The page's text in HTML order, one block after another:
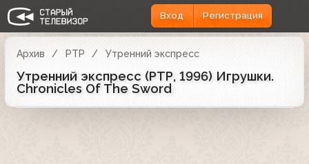
Вход Регистрация
Архив РТР Утренний экспресс
Утренний экспресс (РТР, 1996) Игрушки.
Chronicles Of The Sword